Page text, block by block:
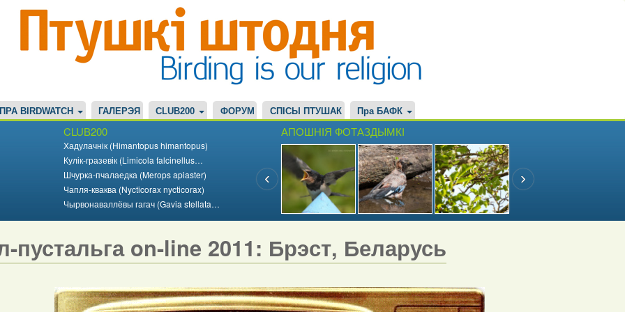
ПРА BIRDWATCH ГАЛЕРЭЯ CLUB200 ФОРУМ СПІСЫ ПТУШАК Пра БАФК
CLUB200
Хадулачнік (Himantopus himantopus)
Кулік-гразевік (Limicola falcinellus…
Шчурка-пчалаедка (Merops apiaster)
Чапля-кваква (Nycticorax nycticorax)
Чырвонаваллёвы гагач (Gavia stellata…
АПОШНІЯ ФОТАЗДЫМКІ
пустальга on-line 2011: Брэст, Беларусь